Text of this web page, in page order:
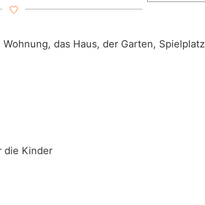
das Haus, der Garten, Spielplatz
die Kinder